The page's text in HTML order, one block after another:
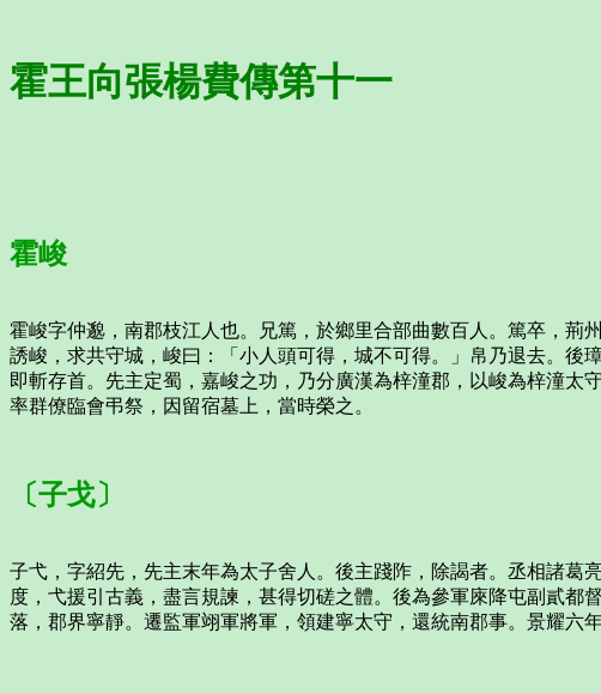
霍王向張楊費傳第十一
霍峻
霍峻字仲邈，南郡枝江人也。兄篤，於鄉里合部曲數百人。篤卒，荊
誘峻，求共守城，峻曰：「小人頭可得，城不可得。」帛乃退去。後
即斬存首。先主定蜀，嘉峻之功，乃分廣漢為梓潼郡，以峻為梓潼
率群僚臨會弔祭，因留宿墓上，當時榮之。
〔子戈〕
子弋，字紹先，先主末年為太子舍人。後主踐阼，除謁者。丞相諸
度，弋援引古義，盡言規諫，甚得切磋之體。後為參軍庲降屯副貳
落，郡界寧靜。遷監軍翊軍將軍，領建寧太守，還統南郡事。景耀六